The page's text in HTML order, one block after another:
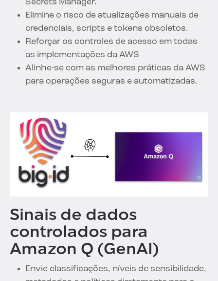
Secrets Manager.
Elimine o risco de atualizações manuais de
credenciais, scripts e tokens obsoletos.
Reforçar os controles de acesso em todas
as implementações da AWS
Alinhe-se com as melhores práticas da AWS
para operações seguras e automatizadas.
Sinais de dados
controlados para
Amazon Q (GenAI)
Envie classificações, níveis de sensibilidade,